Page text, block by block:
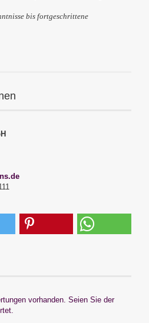
bis fortgeschrittene
vorhanden. Seien Sie der